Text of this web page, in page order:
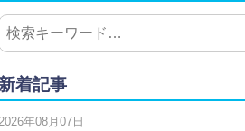
新着記事
年08月07日